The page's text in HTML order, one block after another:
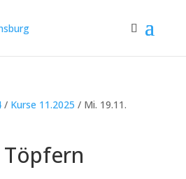
/ Kurse 11.2025 / Mi. 19.11.
Töpfern